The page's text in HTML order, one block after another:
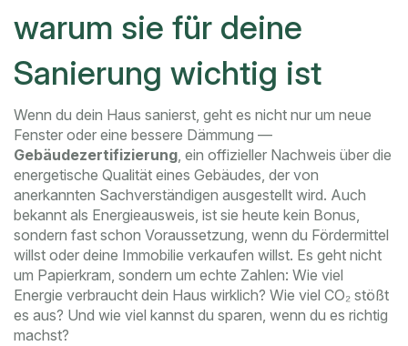
warum sie für deine
Sanierung wichtig ist
Wenn du dein Haus sanierst, geht es nicht nur um neue
Fenster oder eine bessere Dämmung —
Gebäudezertifizierung, ein offizieller Nachweis über die
energetische Qualität eines Gebäudes, der von
anerkannten Sachverständigen ausgestellt wird. Auch
bekannt als Energieausweis, ist sie heute kein Bonus,
sondern fast schon Voraussetzung, wenn du Fördermittel
willst oder deine Immobilie verkaufen willst. Es geht nicht
um Papierkram, sondern um echte Zahlen: Wie viel
Energie verbraucht dein Haus wirklich? Wie viel CO₂ stößt
es aus? Und wie viel kannst du sparen, wenn du es richtig
machst?